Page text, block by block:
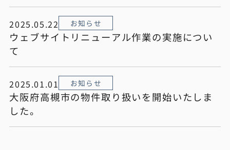
2025.05.22 お知らせ
ウェブサイトリニューアル作業の実施につい
て
2025.01.01 お知らせ
大阪府高槻市の物件取り扱いを開始いたしま
した。